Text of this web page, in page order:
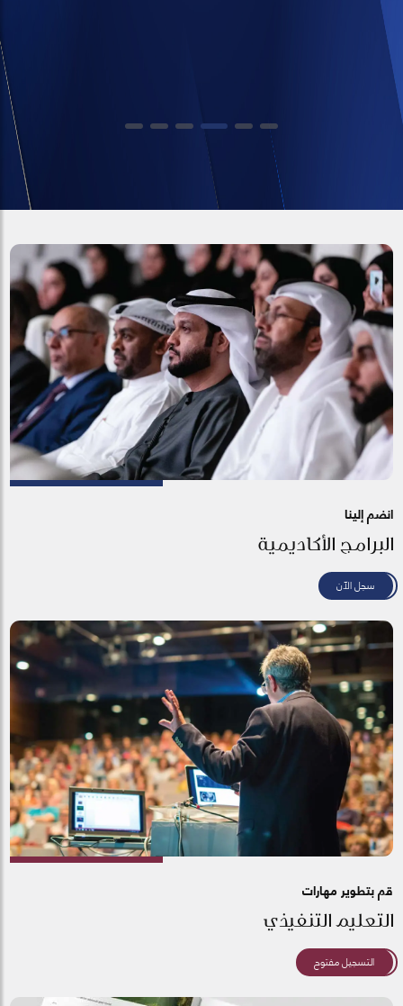
انضم إلينا
البرامج الأكاديمية
سجل الآن
قم بتطوير مهارات
التعليم التنفيذي
التسجيل مفتوح